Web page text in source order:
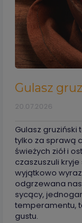
Gulasz
20.07.2026
Gulasz
tylko za sprawą
świeżych ziół i
czaszuszuli
wyjątkowo
odgrzewana
sycący,
temperamentu,
gustu.